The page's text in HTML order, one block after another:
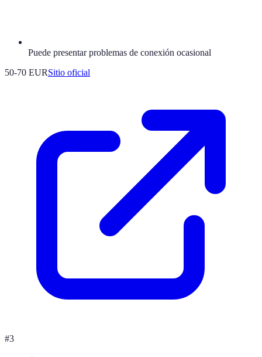
Puede presentar problemas de conexión ocasional
50-70 EURSitio oficial
#3